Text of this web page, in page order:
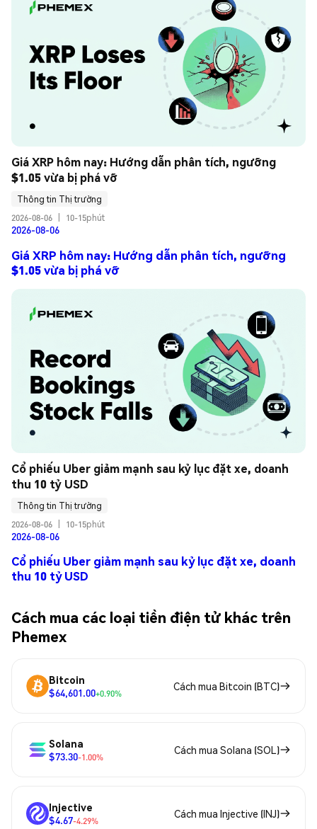
Giá XRP hôm nay: Hướng dẫn phân tích, ngưỡng
$1.05 vừa bị phá vỡ
Thông tin Thị trường
2026-08-06
10-15phút
2026-08-06
Giá XRP hôm nay: Hướng dẫn phân tích, ngưỡng
$1.05 vừa bị phá vỡ
Cổ phiếu Uber giảm mạnh sau kỷ lục đặt xe, doanh
thu 10 tỷ USD
Thông tin Thị trường
2026-08-06
10-15phút
2026-08-06
Cổ phiếu Uber giảm mạnh sau kỷ lục đặt xe, doanh
thu 10 tỷ USD
Cách mua các loại tiền điện tử khác trên
Phemex
Bitcoin
$64,601.00+0.90%
Cách mua Bitcoin (BTC)
Solana
$73.30-1.00%
Cách mua Solana (SOL)
Injective
$4.67-4.29%
Cách mua Injective (INJ)